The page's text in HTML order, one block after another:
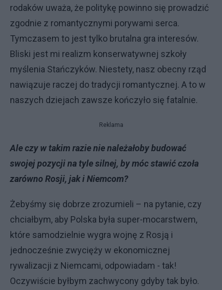
rodaków uważa, że politykę powinno się prowadzić
zgodnie z romantycznymi porywami serca.
Tymczasem to jest tylko brutalna gra interesów.
Bliski jest mi realizm konserwatywnej szkoły
myślenia Stańczyków. Niestety, nasz obecny rząd
nawiązuje raczej do tradycji romantycznej. A to w
naszych dziejach zawsze kończyło się fatalnie.
Reklama
Ale czy w takim razie nie należałoby budować
swojej pozycji na tyle silnej, by móc stawić czoła
zarówno Rosji, jak i Niemcom?
Żebyśmy się dobrze zrozumieli – na pytanie, czy
chciałbym, aby Polska była super-mocarstwem,
które samodzielnie wygra wojnę z Rosją i
jednocześnie zwycięży w ekonomicznej
rywalizacji z Niemcami, odpowiadam - tak!
Oczywiście byłbym zachwycony gdyby tak było.